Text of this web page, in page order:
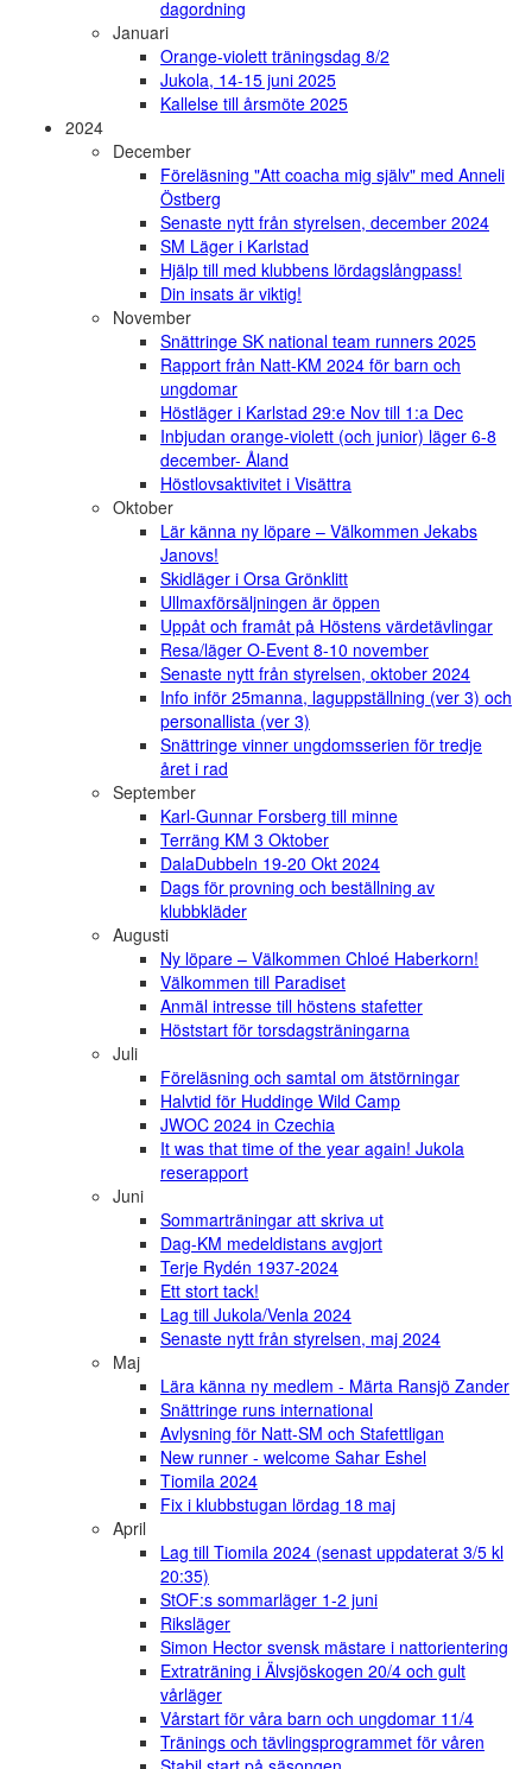
dagordning
Januari
Orange-violett träningsdag 8/2
Jukola, 14-15 juni 2025
Kallelse till årsmöte 2025
2024
December
Föreläsning "Att coacha mig själv" med Anneli
Östberg
Senaste nytt från styrelsen, december 2024
SM Läger i Karlstad
Hjälp till med klubbens lördagslångpass!
Din insats är viktig!
November
Snättringe SK national team runners 2025
Rapport från Natt-KM 2024 för barn och
ungdomar
Höstläger i Karlstad 29:e Nov till 1:a Dec
Inbjudan orange-violett (och junior) läger 6-8
december- Åland
Höstlovsaktivitet i Visättra
Oktober
Lär känna ny löpare – Välkommen Jekabs
Janovs!
Skidläger i Orsa Grönklitt
Ullmaxförsäljningen är öppen
Uppåt och framåt på Höstens värdetävlingar
Resa/läger O-Event 8-10 november
Senaste nytt från styrelsen, oktober 2024
Info inför 25manna, laguppställning (ver 3) och
personallista (ver 3)
Snättringe vinner ungdomsserien för tredje
året i rad
September
Karl-Gunnar Forsberg till minne
Terräng KM 3 Oktober
DalaDubbeln 19-20 Okt 2024
Dags för provning och beställning av
klubbkläder
Augusti
Ny löpare – Välkommen Chloé Haberkorn!
Välkommen till Paradiset
Anmäl intresse till höstens stafetter
Höststart för torsdagsträningarna
Juli
Föreläsning och samtal om ätstörningar
Halvtid för Huddinge Wild Camp
JWOC 2024 in Czechia
It was that time of the year again! Jukola
reserapport
Juni
Sommarträningar att skriva ut
Dag-KM medeldistans avgjort
Terje Rydén 1937-2024
Ett stort tack!
Lag till Jukola/Venla 2024
Senaste nytt från styrelsen, maj 2024
Maj
Lära känna ny medlem - Märta Ransjö Zander
Snättringe runs international
Avlysning för Natt-SM och Stafettligan
New runner - welcome Sahar Eshel
Tiomila 2024
Fix i klubbstugan lördag 18 maj
April
Lag till Tiomila 2024 (senast uppdaterat 3/5 kl
20:35)
StOF:s sommarläger 1-2 juni
Riksläger
Simon Hector svensk mästare i nattorientering
Extraträning i Älvsjöskogen 20/4 och gult
vårläger
Vårstart för våra barn och ungdomar 11/4
Tränings och tävlingsprogrammet för våren